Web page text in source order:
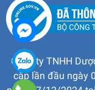
Công ty TNHH
cấp lần đầu ngày